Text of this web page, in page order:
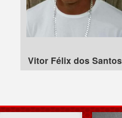
Vitor Félix dos Santos